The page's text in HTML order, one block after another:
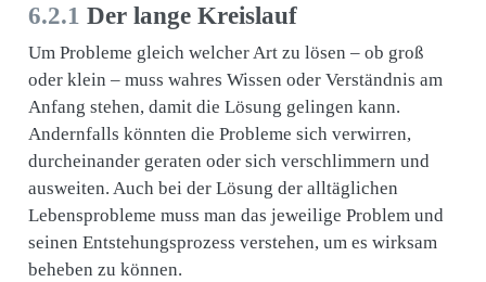
6.2.1 Der lange Kreislauf
Um Probleme gleich welcher Art zu lösen – ob groß
oder klein – muss wahres Wissen oder Verständnis am
Anfang stehen, damit die Lösung gelingen kann.
Andernfalls könnten die Probleme sich verwirren,
durcheinander geraten oder sich verschlimmern und
ausweiten. Auch bei der Lösung der alltäglichen
Lebensprobleme muss man das jeweilige Problem und
seinen Entstehungsprozess verstehen, um es wirksam
beheben zu können.